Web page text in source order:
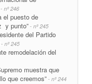
- nº 246
el puesto de
y punto” - nº 245
del Partido
- nº 245
remodelación del
muestra que
que creemos”- nº 244